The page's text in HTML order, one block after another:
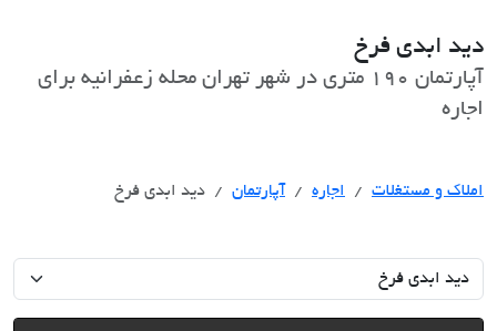
دید ابدی فرخ
آپارتمان 190 متری در شهر تهران محله زعفرانیه برای
اجاره
املاک و مستغلات اجاره اجاره
آپارتمان دید ابدی فرخ